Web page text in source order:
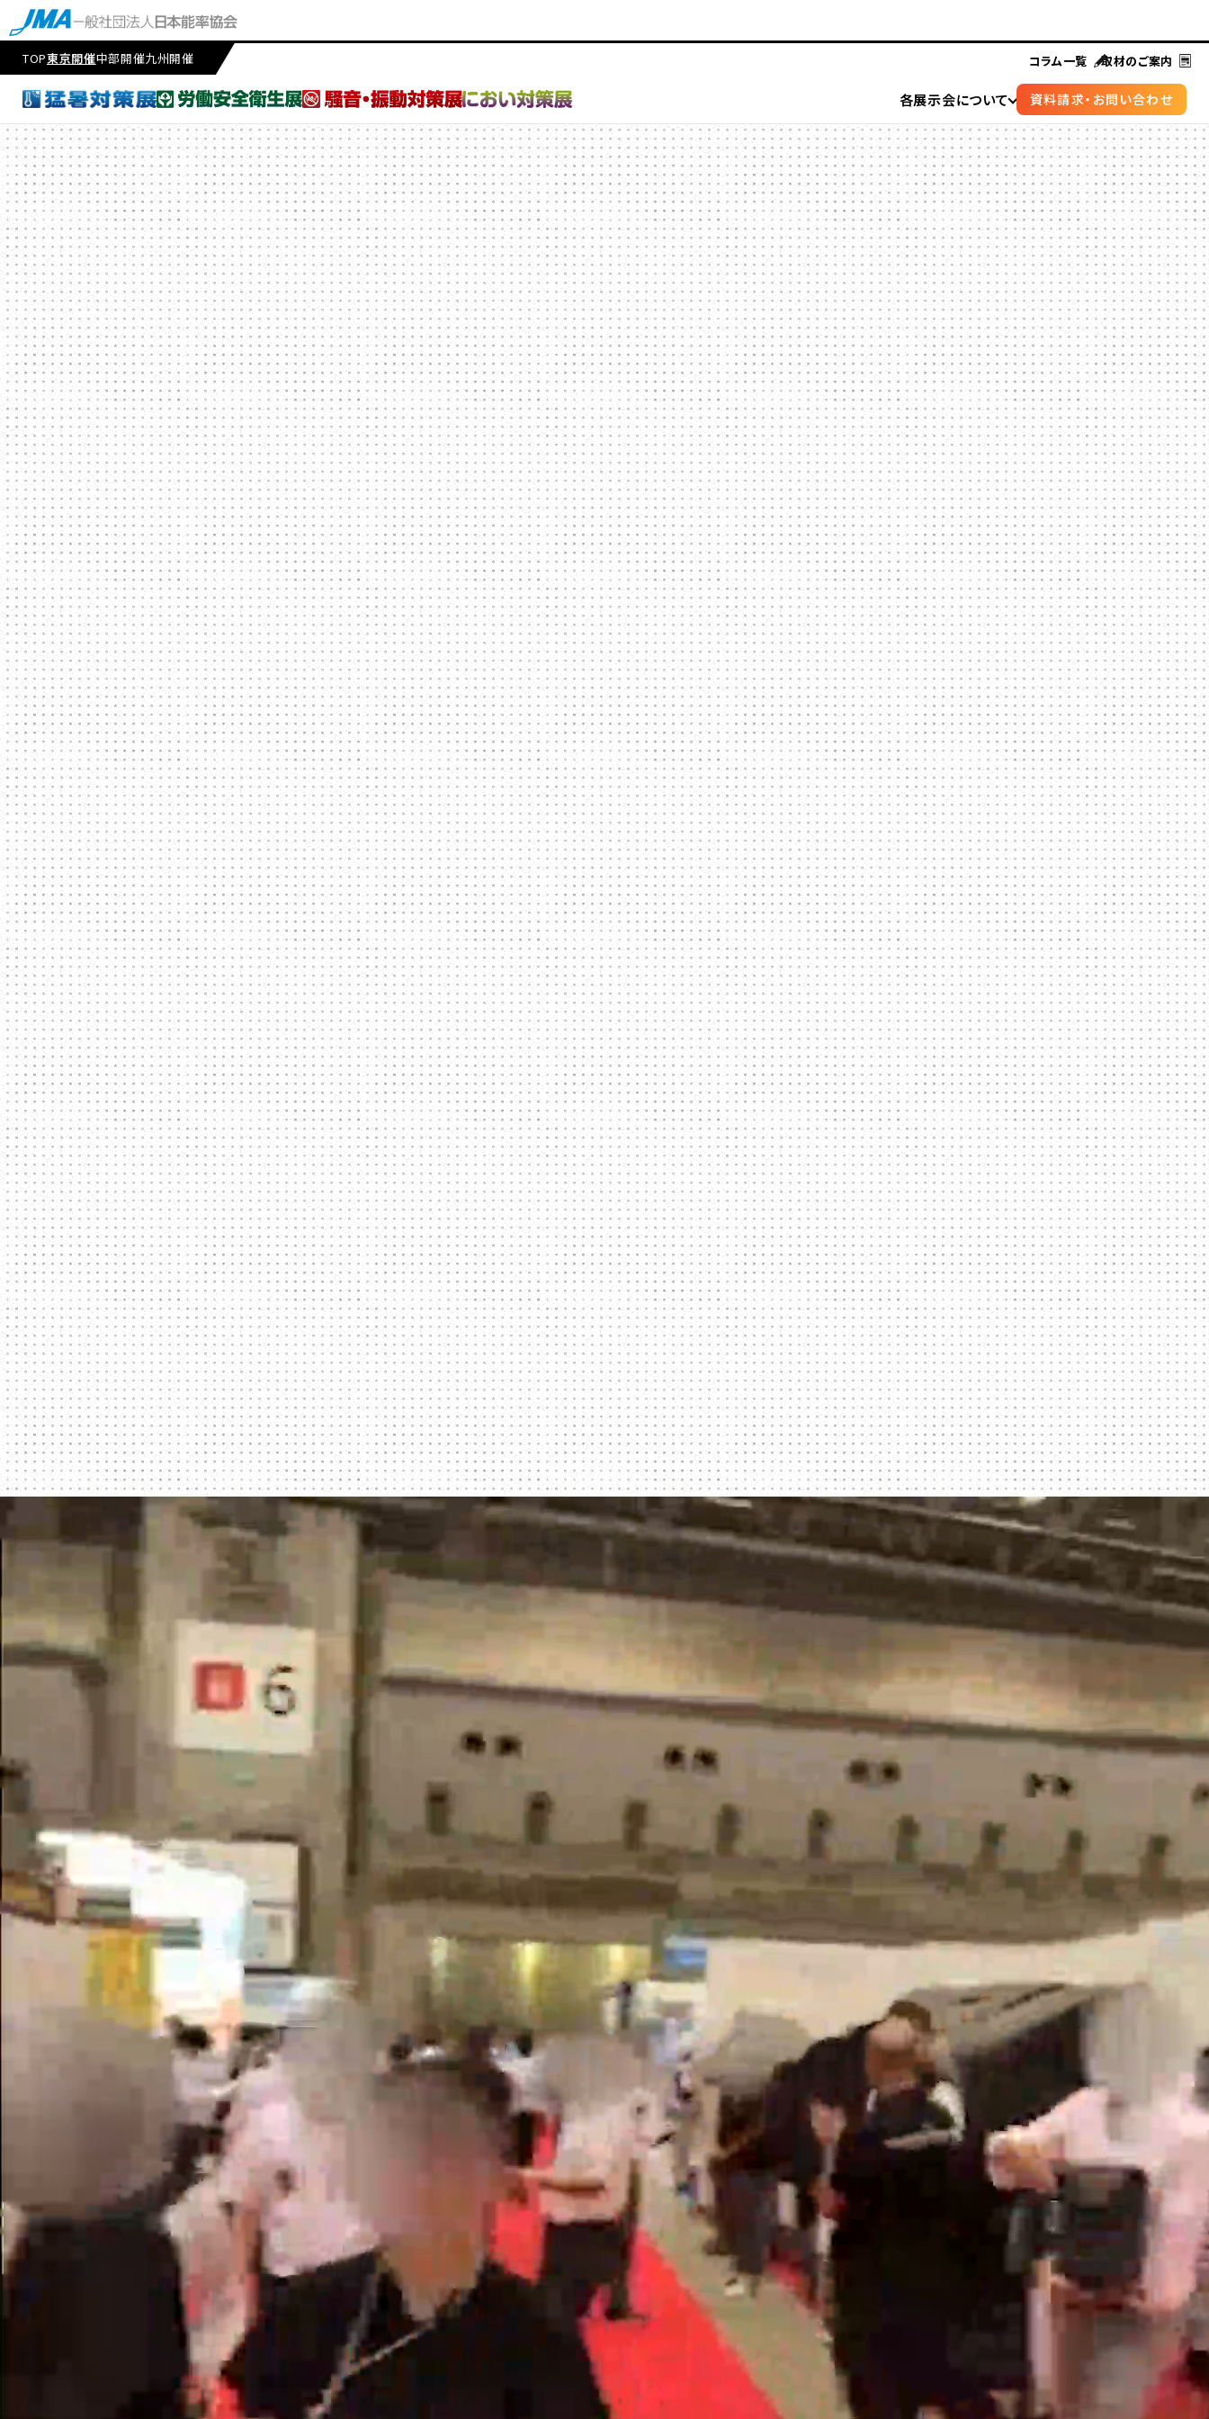
TOP東京開催中部開催九州開催 コラム一覧 取材のご案内
各展示会について 資料請求・お問い合わせ